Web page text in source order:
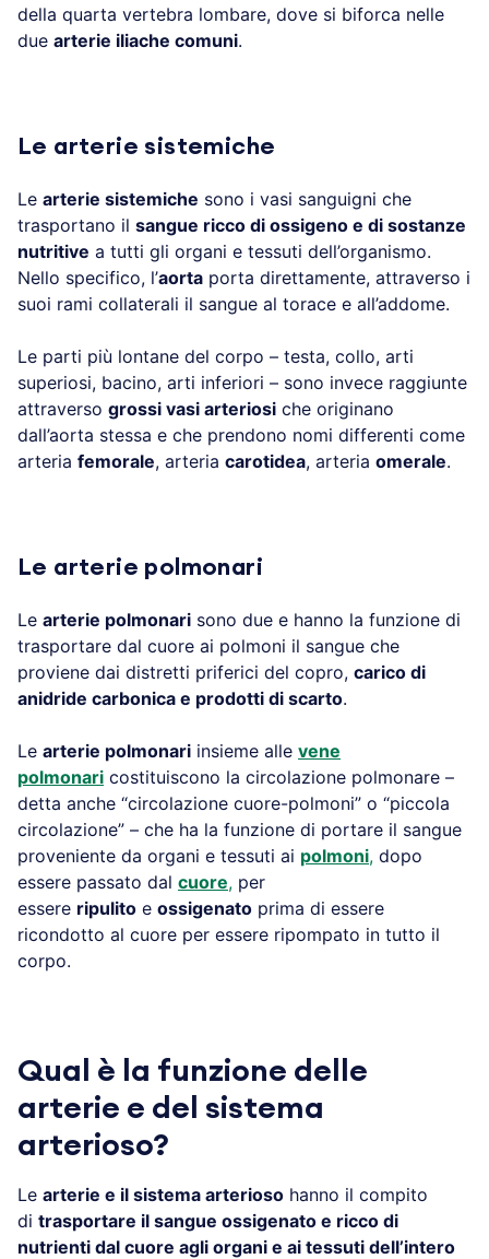
della quarta vertebra lombare, dove si biforca nelle
due arterie iliache comuni.
Le arterie sistemiche
Le arterie sistemiche sono i vasi sanguigni che
trasportano il sangue ricco di ossigeno e di sostanze
nutritive a tutti gli organi e tessuti dell’organismo.
Nello specifico, l’aorta porta direttamente, attraverso i
suoi rami collaterali il sangue al torace e all’addome.
Le parti più lontane del corpo – testa, collo, arti
superiosi, bacino, arti inferiori – sono invece raggiunte
attraverso grossi vasi arteriosi che originano
dall’aorta stessa e che prendono nomi differenti come
arteria femorale, arteria carotidea, arteria omerale.
Le arterie polmonari
Le arterie polmonari sono due e hanno la funzione di
trasportare dal cuore ai polmoni il sangue che
proviene dai distretti priferici del copro, carico di
anidride carbonica e prodotti di scarto.
Le arterie polmonari insieme alle vene
polmonari costituiscono la circolazione polmonare –
detta anche “circolazione cuore-polmoni” o “piccola
circolazione” – che ha la funzione di portare il sangue
proveniente da organi e tessuti ai polmoni, dopo
essere passato dal cuore, per
essere ripulito e ossigenato prima di essere
ricondotto al cuore per essere ripompato in tutto il
corpo.
Qual è la funzione delle
arterie e del sistema
arterioso?
Le arterie e il sistema arterioso hanno il compito
di trasportare il sangue ossigenato e ricco di
nutrienti dal cuore agli organi e ai tessuti dell’intero